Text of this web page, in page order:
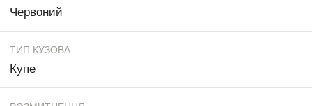
Червоний
ТИП КУЗОВА
Купе